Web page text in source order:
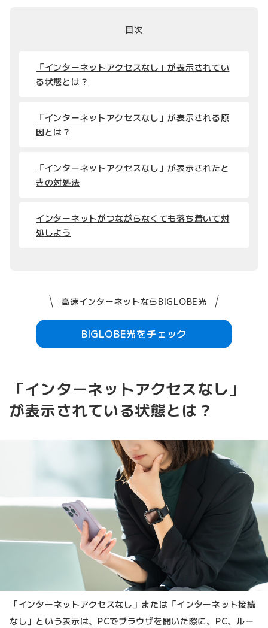
目次
「インターネットアクセスなし」が表示されてい
る状態とは？
「インターネットアクセスなし」が表示される原
因とは？
「インターネットアクセスなし」が表示されたと
きの対処法
インターネットがつながらなくても落ち着いて対
処しよう
高速インターネットならBIGLOBE光
BIGLOBE光をチェック
「インターネットアクセスなし」
が表示されている状態とは？
「インターネットアクセスなし」または「インターネット接続
なし」という表示は、PCでブラウザを開いた際に、PC、ルー